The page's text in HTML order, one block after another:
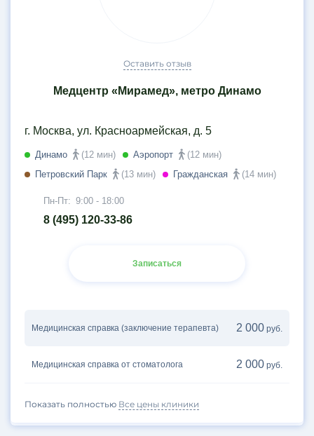
Оставить отзыв
Медцентр «Мирамед», метро Динамо
г. Москва, ул. Красноармейская, д. 5
Динамо (12 мин) Аэропорт
(12 мин)
Петровский Парк
(13 мин) Гражданская (14 мин)
Пн-Пт: 9:00 - 18:00
8 (495) 120-33-86
Записаться
Медицинская справка (заключение терапевта) 2 000 руб.
Медицинская справка от стоматолога 2 000 руб.
Показать полностью Все цены клиники